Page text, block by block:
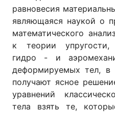
равновесия
являющаяся наукой о
математического
к теории упругости,
гидро - и
деформируемых тел, в
получают ясное
уравнений
тела взять те,